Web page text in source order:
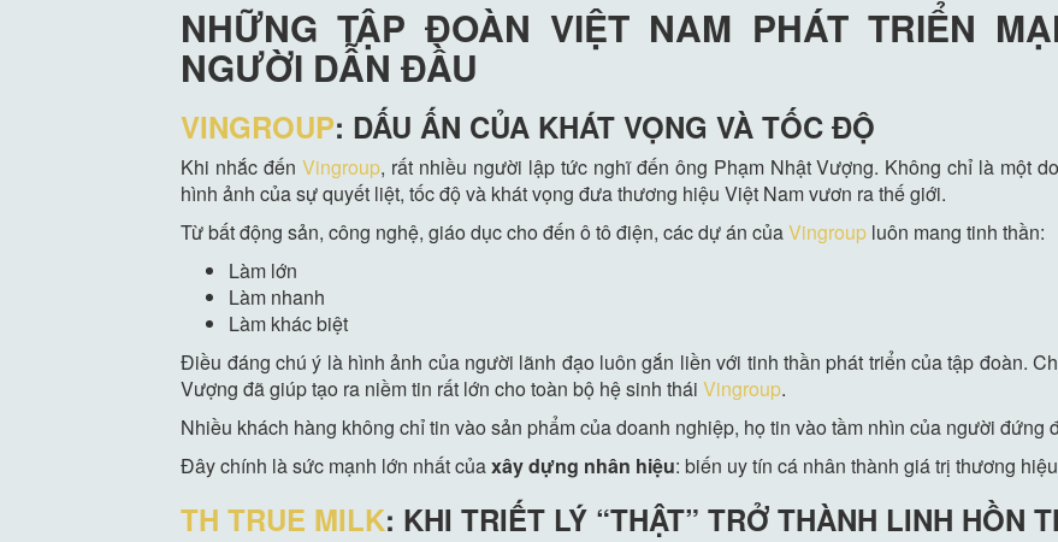
NHỮNG TẬP ĐOÀN VIỆT NAM PHÁT TRIỂN
NGƯỜI DẪN ĐẦU
VINGROUP: DẤU ẤN CỦA KHÁT VỌNG VÀ TỐC ĐỘ
Khi nhắc đếnVingroup, rất nhiều người lập tức nghĩ đến ông Phạm Nhật Vượng. Không chỉ là một
hình ảnh của sự quyết liệt, tốc độ và khát vọng đưa thương hiệu Việt Nam vươn ra thế giới.
Từ bất động sản, công nghệ, giáo dục cho đến ô tô điện, các dự án củaVingroup luôn mang tinh thần:
Làm lớn
Làm nhanh
Làm khác biệt
Điều đáng chú ý là hình ảnh của người lãnh đạo luôn gắn liền với tinh thần phát triển của tập đoàn.
Vượng đã giúp tạo ra niềm tin rất lớn cho toàn bộ hệ sinh tháiVingroup.
Nhiều khách hàng không chỉ tin vào sản phẩm của doanh nghiệp, họ tin vào tầm nhìn của người đứng
Đây chính là sức mạnh lớn nhất củaxây dựng nhân hiệu: biến uy tín cá nhân thành giá trị thương
TH TRUE MILK: KHI TRIẾT LÝ “THẬT” TRỞ THÀNH LINH HỒN